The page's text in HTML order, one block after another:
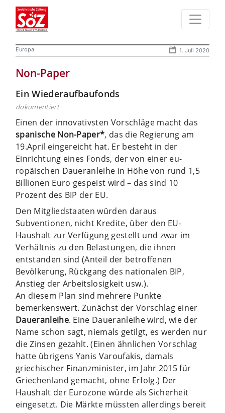
Europa 1. Juli 2020
Non-Paper
Ein Wiederaufbaufonds
dokumentiert
Einen der innovativsten Vorschläge macht das
spanische Non-Paper*, das die Regierung am
19.April eingereicht hat. Er besteht in der
Einrichtung eines Fonds, der von einer eu­
ropäischen Daueranleihe in Höhe von rund 1,5
Billionen Euro gespeist wird – das sind 10
Prozent des BIP der EU.
Den Mitgliedstaaten würden daraus
Subventionen, nicht Kredite, über den EU-
Haushalt zur Verfügung gestellt und zwar im
Verhältnis zu den Belastungen, die ihnen
entstanden sind (Anteil der betroffenen
Bevölkerung, Rückgang des nationalen BIP,
Anstieg der Arbeitslosigkeit usw.).
An diesem Plan sind mehrere Punkte
bemerkenswert. Zu­nächst der Vorschlag einer
Daueranleihe. Eine Daueranlei­he wird, wie der
Name schon sagt, niemals getilgt, es werden nur
die Zinsen gezahlt. (Einen ähnlichen Vorschlag
hatte übrigens Yanis Varoufakis, damals
griechischer Finanzminister, im Jahr 2015 für
Griechenland gemacht, ohne Er­folg.) Der
Haushalt der Eurozone würde als Sicherheit
eingesetzt. Die Märkte müssten allerdings bereit